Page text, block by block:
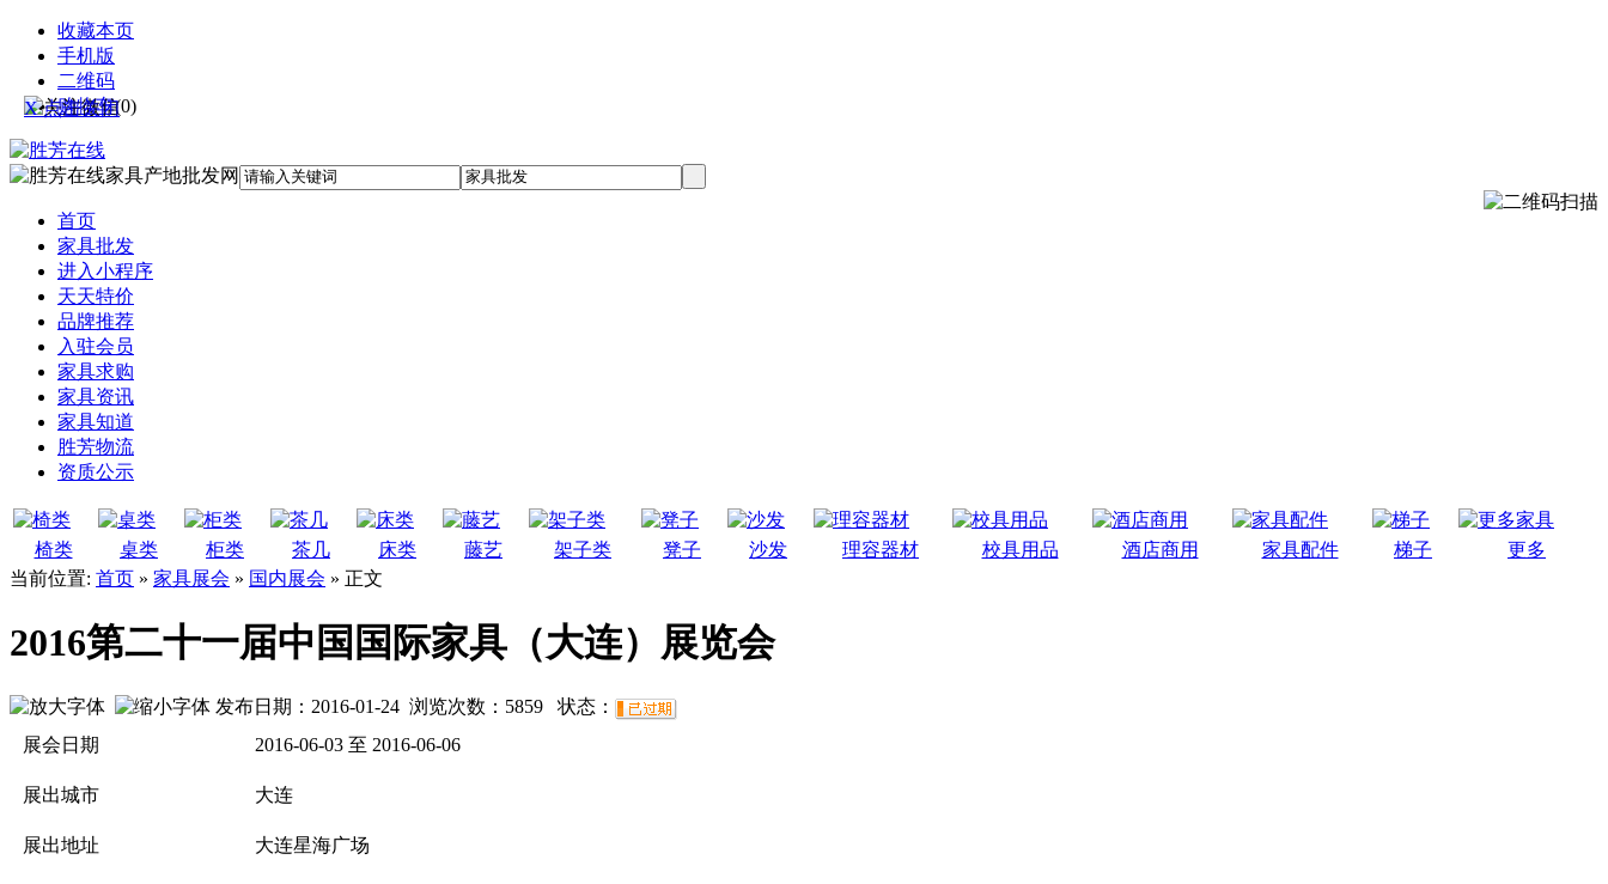
收藏本页
手机版
二维码
购物车(0)
首页
家具批发
进入小程序
天天特价
品牌推荐
入驻会员
家具求购
家具资讯
家具知道
胜芳物流
资质公示
椅类 桌类 柜类 茶几 床类 藤艺 架子类 凳子 沙发 理容器材 校具用品 酒店商用 家具配件 梯子
更多
当前位置: 首页 » 家具展会 » 国内展会 » 正文
2016第二十一届中国国际家具（大连）展览会
发布日期：2016-01-24 浏览次数： 5859 状态：
展会日期
2016-06-03 至 2016-06-06
展出城市 大连
展出地址 大连星海广场
X 点击关闭